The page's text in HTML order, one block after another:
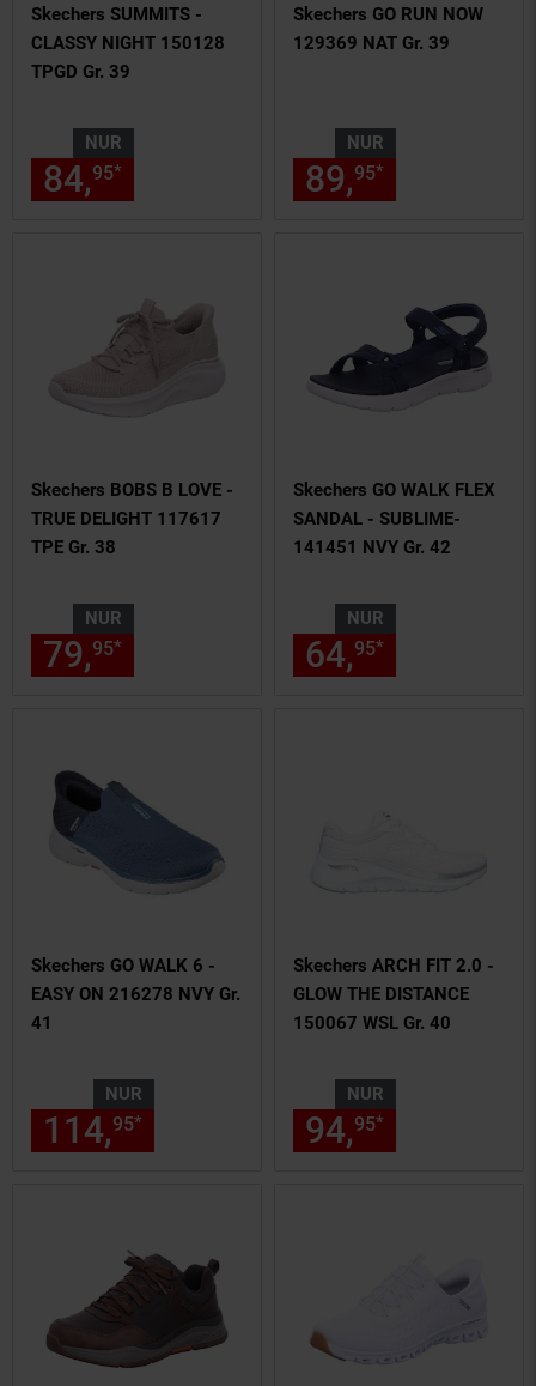
Skechers SUMMITS -
CLASSY NIGHT 150128
TPGD Gr. 39
NUR
84,95* € Sternchen
Skechers GO RUN NOW
129369 NAT Gr. 39
NUR
89,95*
Skechers BOBS B LOVE -
TRUE DELIGHT 117617
TPE Gr. 38
NUR
79,95* € Sternchen
Skechers GO WALK FLEX
SANDAL - SUBLIME-
141451 NVY Gr. 42
NUR
64,95*
Skechers GO WALK 6 -
EASY ON 216278 NVY Gr.
41
NUR
114,95* € Sternchen
Skechers ARCH FIT 2.0 -
GLOW THE DISTANCE
150067 WSL Gr. 40
NUR
94,95*